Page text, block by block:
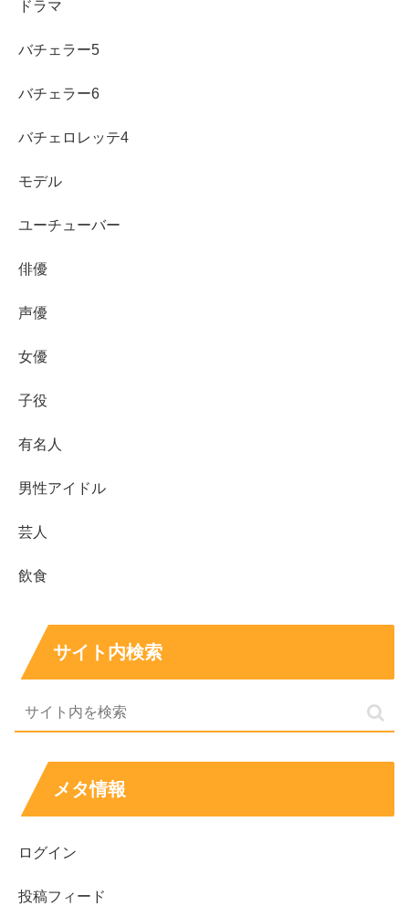
のギャップを伝えたいとも語っているので、旅が進むほど
4代目バチェロレッテ・平松里菜さん
す。
平松里菜さんのプロフィール・経歴まとめはこちら
ェックしておくとスッキリします。
平松里菜さんは医師なのか？情報まとめはこちら
ドラマ
バチェラー5
バチェラー6
バチェロレッテ4
モデル
ユーチューバー
俳優
声優
女優
子役
有名人
男性アイドル
芸人
飲食
サイト内検索
メタ情報
ログイン
投稿フィード